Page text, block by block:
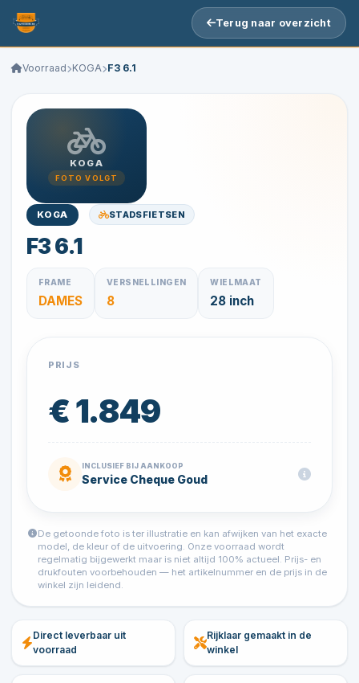
Terug naar overzicht
Voorraad KOGA F3 6.1
KOGA
FOTO VOLGT
KOGA STADSFIETSEN
F3 6.1
FRAME
DAMES
VERSNELLINGEN
8
WIELMAAT
28 inch
PRIJS
€ 1.849
INCLUSIEF BIJ AANKOOP
Service Cheque Goud
De getoonde foto is ter illustratie en kan afwijken van het exacte
model, de kleur of de uitvoering. Onze voorraad wordt
regelmatig bijgewerkt maar is niet altijd 100% actueel. Prijs- en
drukfouten voorbehouden — het artikelnummer en de prijs in de
winkel zijn leidend.
Direct leverbaar uit
voorraad
Rijklaar gemaakt in de
winkel